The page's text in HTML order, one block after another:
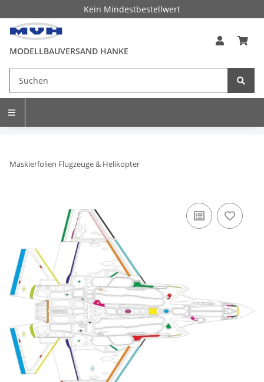
Kein Mindestbestellwert
MODELLBAUVERSAND HANKE
Maskierfolien Flugzeuge & Helikopter